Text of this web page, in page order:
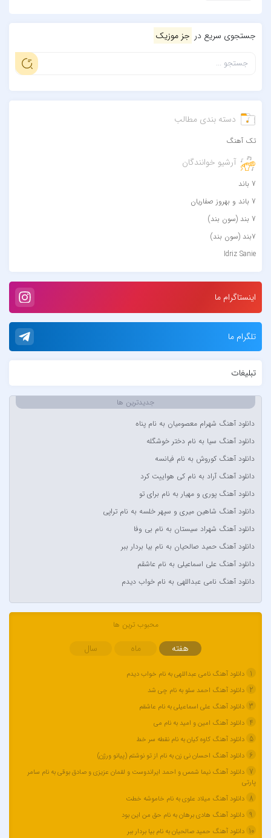
جستجوی سریع در جز موزیک
دسته بندی مطالب
تک آهنگ
آرشیو خوانندگان
7 باند
7 باند و بهروز صفاریان
7 بند (سون بند)
۷بند (سون بند)
Idriz Sanie
آبان
آبتین دابا
آبتین یارا
آتوین
آدرین
آدوین
آدین
آر اس اچ
آراد
آراد شاک
آراد عباسی
آراز
آراز المان
آراز نصیری
آراکوم
آران
آران، مُوِرس و وینتِرس
آرتا
آرتا اسدی
آرتا و سارن
آرتام
آرتبن بهادری
آرتين شاهوران
آرتی
آرتین
آرتین بهادری
آرتین سلیمانی
اینستاگرام ما
تلگرام ما
تبلیغات
جدیدترین ها
دانلود آهنگ شهرام معصومیان به نام پناه
دانلود آهنگ سیا به نام دختر خوشگله
دانلود آهنگ کوروش به نام فیانسه
دانلود آهنگ آراد به نام کی هواییت کرد
دانلود آهنگ پوری و مهیار به نام برای تو
دانلود آهنگ شاهین میری و سپهر خلسه به نام تراپی
دانلود آهنگ شهراد سیستان به نام بی وفا
دانلود آهنگ حمید صالحیان به نام بیا بردار ببر
دانلود آهنگ علی اسماعیلی به نام عاشقم
دانلود آهنگ نامی عبداللهی به نام خواب دیدم
محبوب ترین ها
هفته ماه سال
1 دانلود آهنگ نامی عبداللهی به نام خواب دیدم
2 دانلود آهنگ احمد سلو به نام چی شد
3 دانلود آهنگ علی اسماعیلی به نام عاشقم
4 دانلود آهنگ امین و امید به نام می
5 دانلود آهنگ کاوه کیان به نام نقطه سر خط
6 دانلود آهنگ احسان نی زن به نام از تو نوشتم (پیانو ورژن)
7 دانلود آهنگ نیما شمس و احمد ایراندوست و لقمان عزیزی و صادق بوقی به نام سامر
پارتی
8 دانلود آهنگ میلاد علوی به نام خاموشه خطت
9 دانلود آهنگ هادی برهان به نام حق من این بود
10 دانلود آهنگ حمید صالحیان به نام بیا بردار ببر